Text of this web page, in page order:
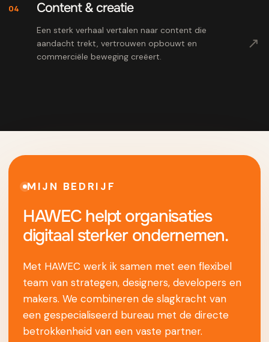
04 Content & creatie
Een sterk verhaal vertalen naar content die
aandacht trekt, vertrouwen opbouwt en
commerciële beweging creëert.
↗
MIJN BEDRIJF
HAWEC helpt organisaties
digitaal sterker ondernemen.
Met HAWEC werk ik samen met een flexibel
team van strategen, designers, developers en
makers. We combineren de slagkracht van
een gespecialiseerd bureau met de directe
betrokkenheid van een vaste partner.